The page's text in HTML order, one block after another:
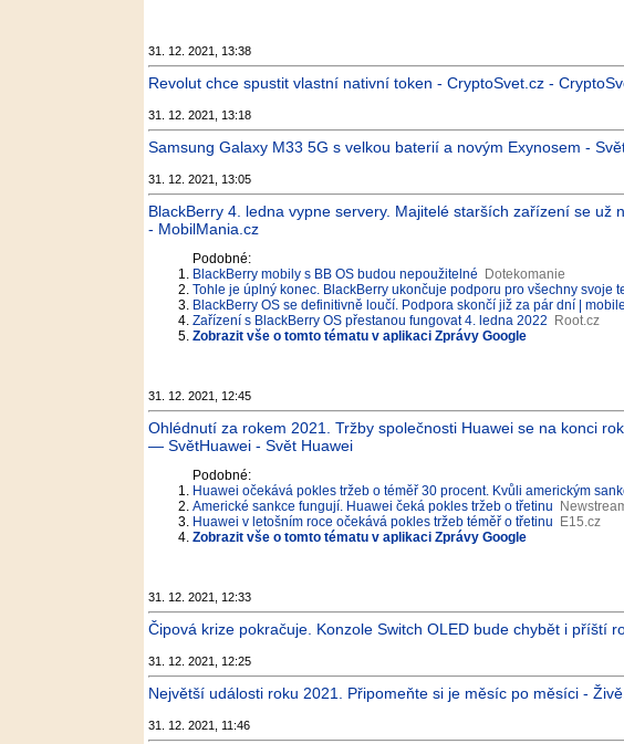
31. 12. 2021, 13:38
Revolut chce spustit vlastní nativní token - CryptoSvet.cz -
31. 12. 2021, 13:18
Samsung Galaxy M33 5G s velkou baterií a novým Exynosem -
31. 12. 2021, 13:05
BlackBerry 4. ledna vypne servery. Majitelé starších zařízení se už
- MobilMania.cz
Podobné:
BlackBerry mobily s BB OS budou nepoužitelné
Dotekomanie
Tohle je úplný konec. BlackBerry ukončuje podporu pro všechny svoje
BlackBerry OS se definitivně loučí. Podpora skončí již za pár dní |
Zařízení s BlackBerry OS přestanou fungovat 4. ledna 2022
Root.cz
Zobrazit vše o tomto tématu v aplikaci Zprávy Google
31. 12. 2021, 12:45
Ohlédnutí za rokem 2021. Tržby společnosti Huawei se na konci
— SvětHuawei - Svět Huawei
Podobné:
Huawei očekává pokles tržeb o téměř 30 procent. Kvůli americkým
Americké sankce fungují. Huawei čeká pokles tržeb o třetinu
Huawei v letošním roce očekává pokles tržeb téměř o třetinu
E15.cz
Zobrazit vše o tomto tématu v aplikaci Zprávy Google
31. 12. 2021, 12:33
Čipová krize pokračuje. Konzole Switch OLED bude chybět i příští
31. 12. 2021, 12:25
Největší události roku 2021. Připomeňte si je měsíc po měsíci -
31. 12. 2021, 11:46